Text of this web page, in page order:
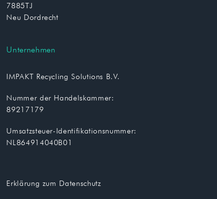
7885TJ
Neu Dordrecht
Unternehmen
IMPAKT Recycling Solutions B.V.
Nummer der Handelskammer:
89217179
Umsatzsteuer-Identifikationsnummer:
NL864914040B01
Erklärung zum Datenschutz